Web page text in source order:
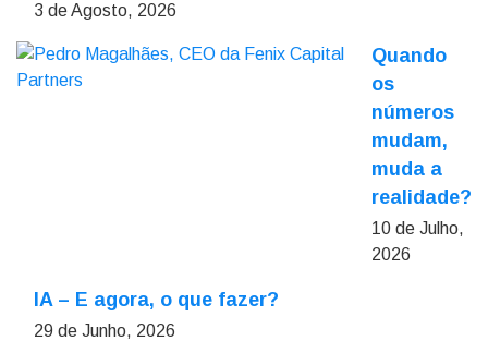
3 de Agosto, 2026
Quando
os
números
mudam,
muda a
realidade?
10 de Julho,
2026
IA – E agora, o que fazer?
29 de Junho, 2026